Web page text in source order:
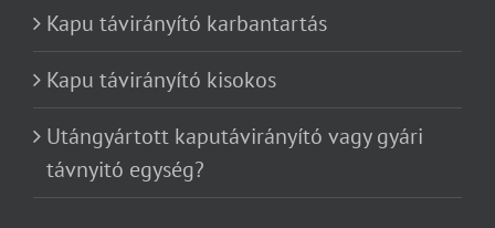
Kapu távirányító karbantartás
Kapu távirányító kisokos
Utángyártott kaputávirányító vagy gyári
távnyitó egység?